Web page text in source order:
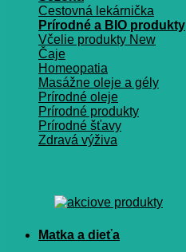
Cestovná lekárnička
Prírodné a BIO produkty
Včelie produkty
Čaje
Homeopatia
Masážne oleje a gély
Prírodné oleje
Prírodné produkty
Prírodné šťavy
Zdravá výživa
Matka a dieťa